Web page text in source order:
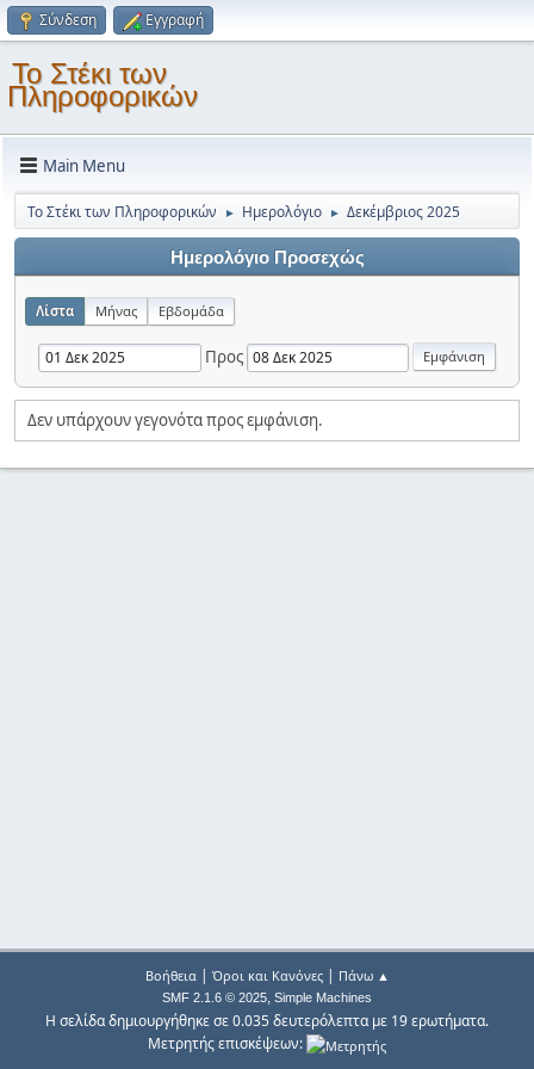
Σύνδεση Εγγραφή
Το Στέκι των
Πληροφορικών
Main Menu
Το Στέκι των Πληροφορικών ► Ημερολόγιο ► Δεκέμβριος 2025
Ημερολόγιο Προσεχώς
Λίστα Μήνας Εβδομάδα
Προς
Δεν υπάρχουν γεγονότα προς εμφάνιση.
Βοήθεια| Όροι και Κανόνες| Πάνω ▲
SMF 2.1.6 © 2025, Simple Machines
Η σελίδα δημιουργήθηκε σε 0.035 δευτερόλεπτα με 19 ερωτήματα.
Μετρητής επισκέψεων: